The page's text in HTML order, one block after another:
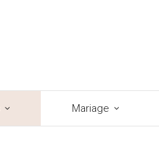
Mariage